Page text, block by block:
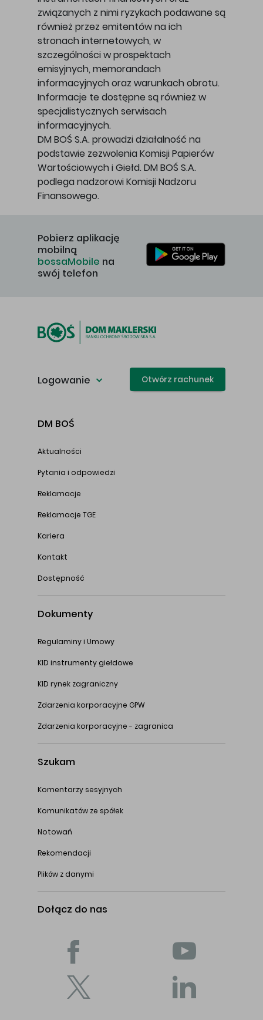
związanych z nimi ryzykach podawane są
również przez emitentów na ich
stronach internetowych, w
szczególności w prospektach
emisyjnych, memorandach
informacyjnych oraz warunkach obrotu.
Informacje te dostępne są również w
specjalistycznych serwisach
informacyjnych.
DM BOŚ S.A. prowadzi działalność na
podstawie zezwolenia Komisji Papierów
Wartościowych i Giełd. DM BOŚ S.A.
podlega nadzorowi Komisji Nadzoru
Finansowego.
Pobierz aplikację
mobilną
bossaMobile na
swój telefon
Logowanie Otwórz rachunek
DM BOŚ
Aktualności
Pytania i odpowiedzi
Reklamacje
Reklamacje TGE
Kariera
Kontakt
Dostępność
Dokumenty
Regulaminy i Umowy
KID instrumenty giełdowe
KID rynek zagraniczny
Zdarzenia korporacyjne GPW
Zdarzenia korporacyjne - zagranica
Szukam
Komentarzy sesyjnych
Komunikatów ze spółek
Notowań
Rekomendacji
Plików z danymi
Dołącz do nas